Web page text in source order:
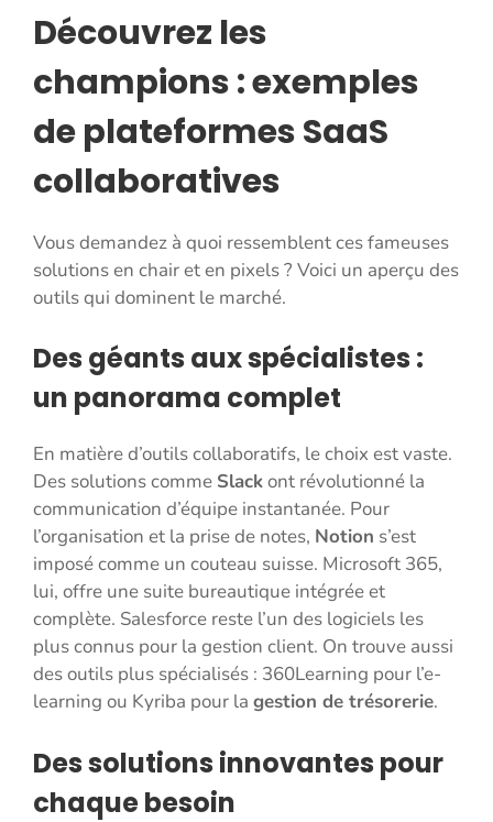
Découvrez les
champions : exemples
de plateformes SaaS
collaboratives
Vous demandez à quoi ressemblent ces fameuses
solutions en chair et en pixels ? Voici un aperçu des
outils qui dominent le marché.
Des géants aux spécialistes :
un panorama complet
En matière d’outils collaboratifs, le choix est vaste.
Des solutions comme Slackont révolutionné la
communication d’équipe instantanée. Pour
l’organisation et la prise de notes, Notion s’est
imposé comme un couteau suisse. Microsoft 365,
lui, offre une suite bureautique intégrée et
complète. Salesforce reste l’un des logiciels les
plus connus pour la gestion client. On trouve aussi
des outils plus spécialisés : 360Learning pour l’e-
learning ou Kyriba pour la gestion de trésorerie.
Des solutions innovantes pour
chaque besoin